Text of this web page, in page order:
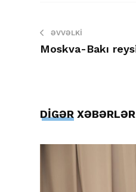
ƏVVƏLKI
Moskva-Bakı
DİGƏR XƏBƏRLƏR